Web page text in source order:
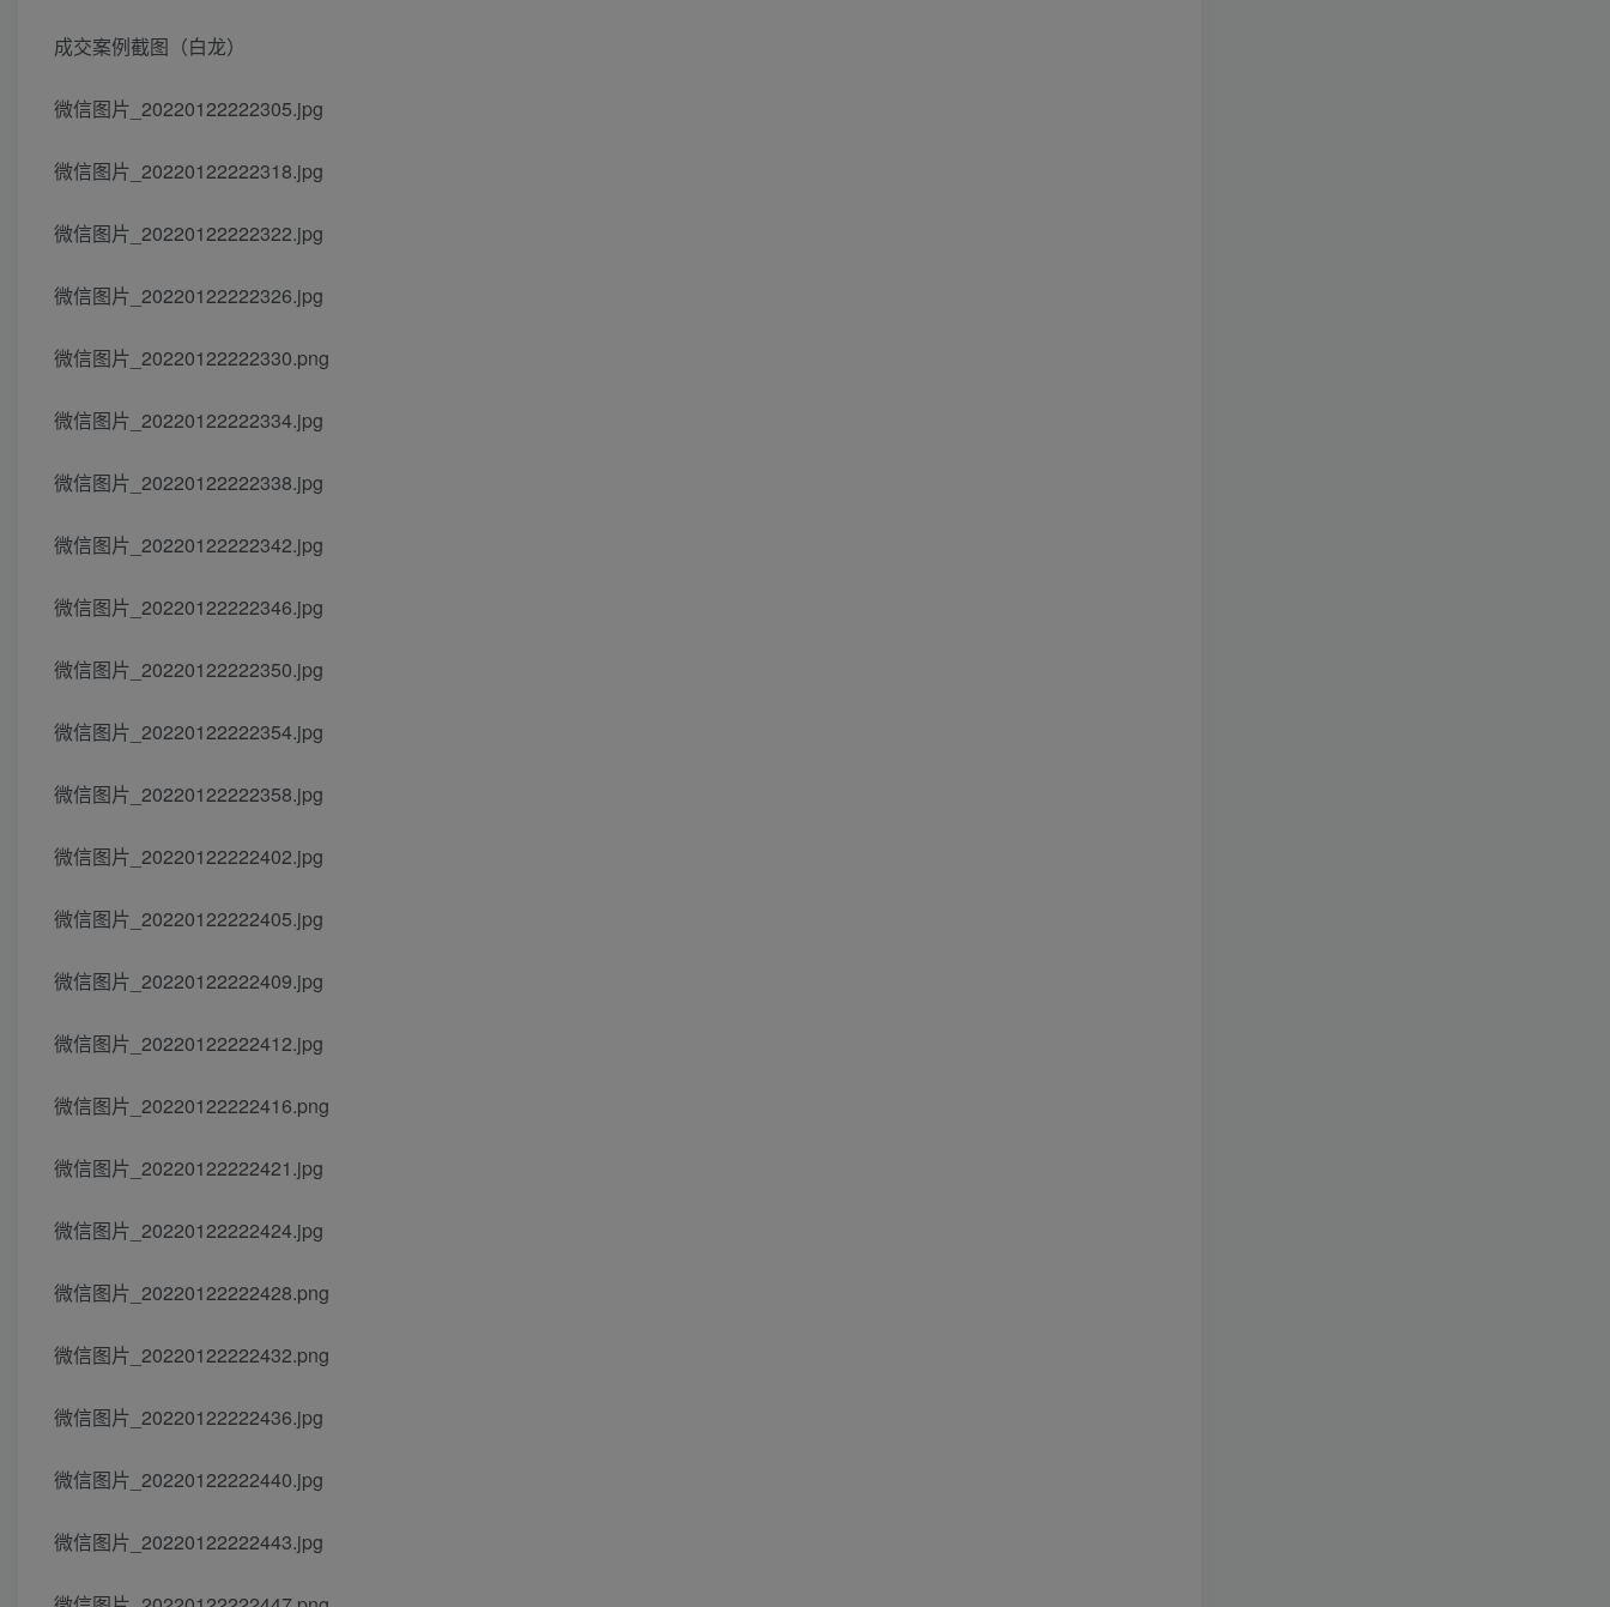
成交案例截图（白龙）
微信图片_20220122222305.jpg
微信图片_20220122222318.jpg
微信图片_20220122222322.jpg
微信图片_20220122222326.jpg
微信图片_20220122222330.png
微信图片_20220122222334.jpg
微信图片_20220122222338.jpg
微信图片_20220122222342.jpg
微信图片_20220122222346.jpg
微信图片_20220122222350.jpg
微信图片_20220122222354.jpg
微信图片_20220122222358.jpg
微信图片_20220122222402.jpg
微信图片_20220122222405.jpg
微信图片_20220122222409.jpg
微信图片_20220122222412.jpg
微信图片_20220122222416.png
微信图片_20220122222421.jpg
微信图片_20220122222424.jpg
微信图片_20220122222428.png
微信图片_20220122222432.png
微信图片_20220122222436.jpg
微信图片_20220122222440.jpg
微信图片_20220122222443.jpg